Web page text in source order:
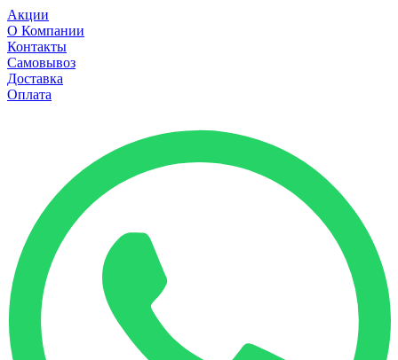
Акции
О Компании
Контакты
Самовывоз
Доставка
Оплата